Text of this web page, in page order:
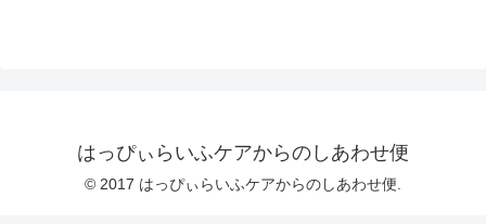
はっぴぃらいふケアからのしあわせ便
© 2017 はっぴぃらいふケアからのしあわせ便.